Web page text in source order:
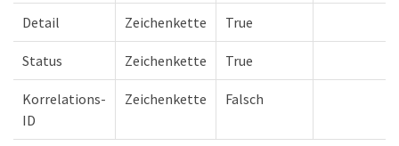
Detail Zeichenkette True
Status Zeichenkette True
Korrelations-
ID
Zeichenkette Falsch